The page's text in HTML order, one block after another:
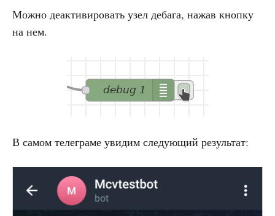
Можно деактивировать узел дебага, нажав кнопку
на нем.
В самом телеграме увидим следующий результат: